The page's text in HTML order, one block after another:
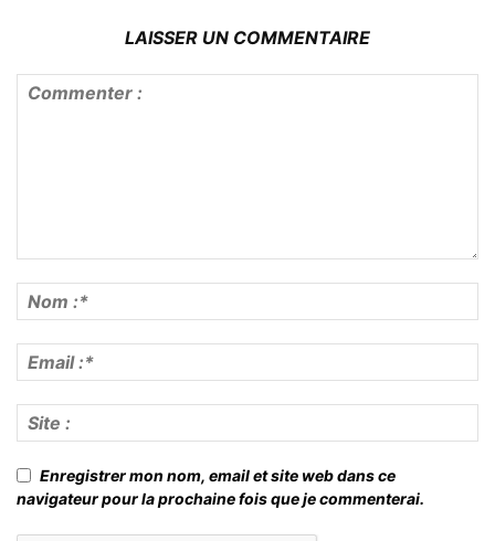
LAISSER UN COMMENTAIRE
Enregistrer mon nom, email et site web dans ce
navigateur pour la prochaine fois que je commenterai.